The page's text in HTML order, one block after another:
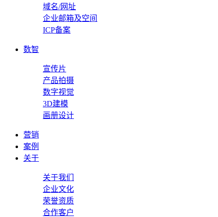
域名/网址
企业邮箱及空间
ICP备案
数智
宣传片
产品拍摄
数字视觉
3D建模
画册设计
营销
案例
关于
关于我们
企业文化
荣誉资质
合作客户